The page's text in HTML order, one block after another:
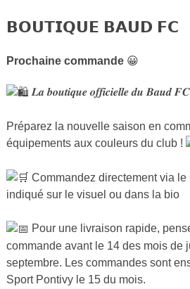
𝗕𝗢𝗨𝗧𝗜𝗤𝗨𝗘 𝗕𝗔𝗨𝗗 𝗙𝗖
Prochaine commande 😀
𝑳𝒂 𝒃𝒐𝒖𝒕𝒊𝒒𝒖𝒆 𝒐𝒇𝒇𝒊𝒄𝒊𝒆𝒍𝒍𝒆 𝒅𝒖 𝑩𝒂𝒖𝒅 𝑭𝑪
Préparez la nouvelle saison en
équipements aux couleurs du club !
Commandez directement via
indiqué sur le visuel ou dans la bio
Pour une livraison rapide,
commande avant le 14 des mois de
septembre. Les commandes sont
Sport Pontivy le 15 du mois.